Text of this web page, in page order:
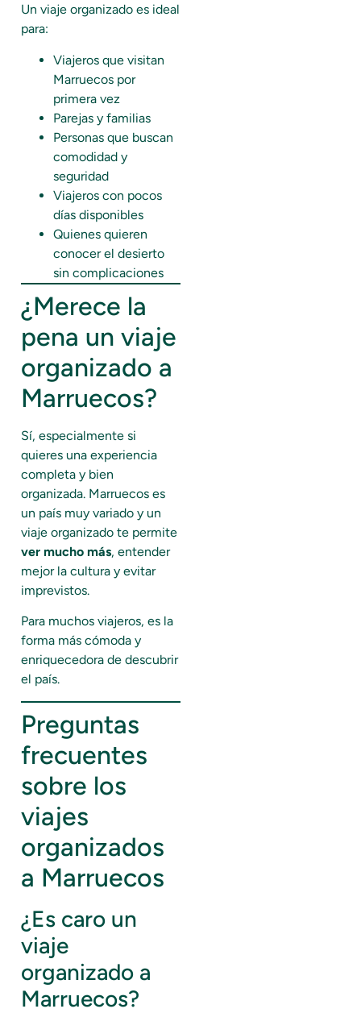
Un viaje organizado es ideal
para:
Viajeros que visitan
Marruecos por
primera vez
Parejas y familias
Personas que buscan
comodidad y
seguridad
Viajeros con pocos
días disponibles
Quienes quieren
conocer el desierto
sin complicaciones
¿Merece la
pena un viaje
organizado a
Marruecos?
Sí, especialmente si
quieres una experiencia
completa y bien
organizada. Marruecos es
un país muy variado y un
viaje organizado te permite
ver mucho más, entender
mejor la cultura y evitar
imprevistos.
Para muchos viajeros, es la
forma más cómoda y
enriquecedora de descubrir
el país.
Preguntas
frecuentes
sobre los
viajes
organizados
a Marruecos
¿Es caro un
viaje
organizado a
Marruecos?